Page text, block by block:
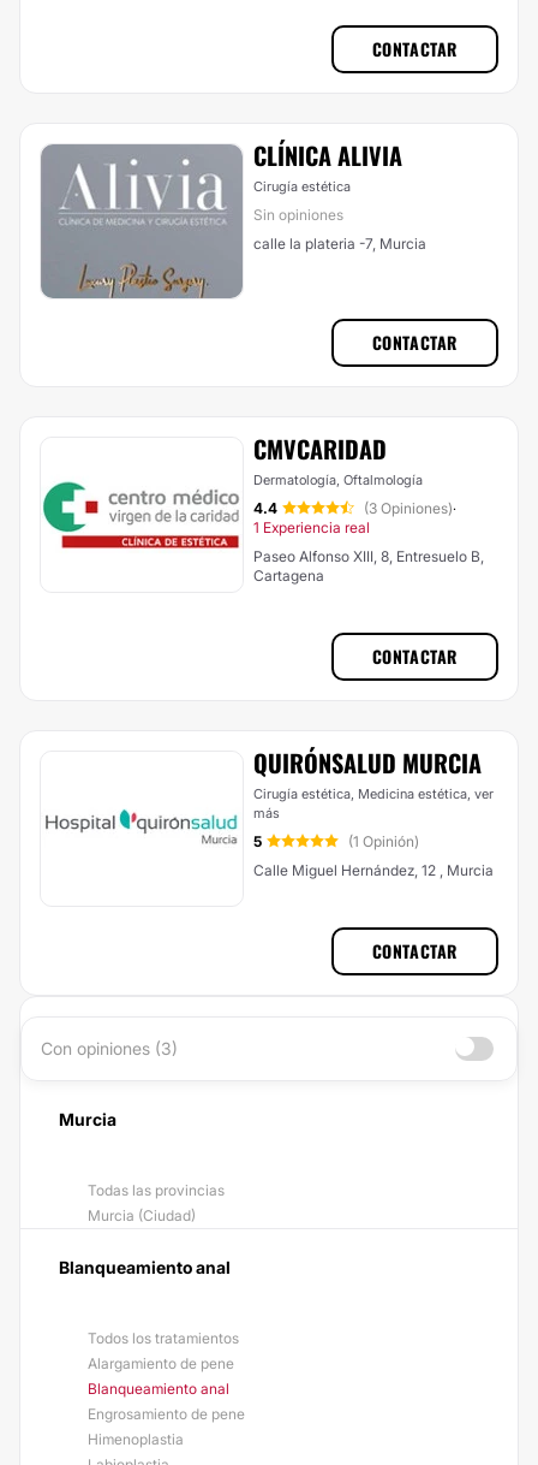
CONTACTAR
CLÍNICA ALIVIA
Cirugía estética
Sin opiniones
calle la plateria -7, Murcia
CONTACTAR
CMVCARIDAD
Dermatología, Oftalmología
4.4 (3 Opiniones)·
1 Experiencia real
Paseo Alfonso XIII, 8, Entresuelo B,
Cartagena
CONTACTAR
QUIRÓNSALUD MURCIA
Cirugía estética, Medicina estética, ver
más
5
(1 Opinión)
Calle Miguel Hernández, 12 , Murcia
CONTACTAR
Con opiniones (3)
Murcia
Todas las provincias
Murcia (Ciudad)
Blanqueamiento anal
Todos los tratamientos
Alargamiento de pene
Blanqueamiento anal
Engrosamiento de pene
Himenoplastia